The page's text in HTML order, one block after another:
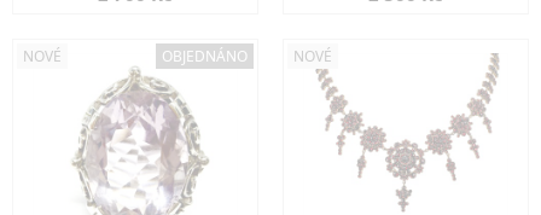
NOVÉ OBJEDNÁNO NOVÉ